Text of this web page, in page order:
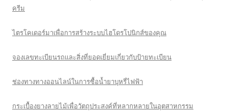
ครีม
ไตรโคเดอร์มาเพื่อการสร้างระบบไฮโดรโปนิกส์ของคุณ
จองเลขทะเบียนรถและสิ่งที่ยอดเยี่ยมเกี่ยวกับป้ายทะเบียน
ช่องทางทางออนไลน์ในการซื้อน้ำยาบุหรี่ไฟฟ้า
กระเบื้องยางลายไม้เพื่อวัตถุประสงค์ที่หลากหลายในอุตสาหกรรม